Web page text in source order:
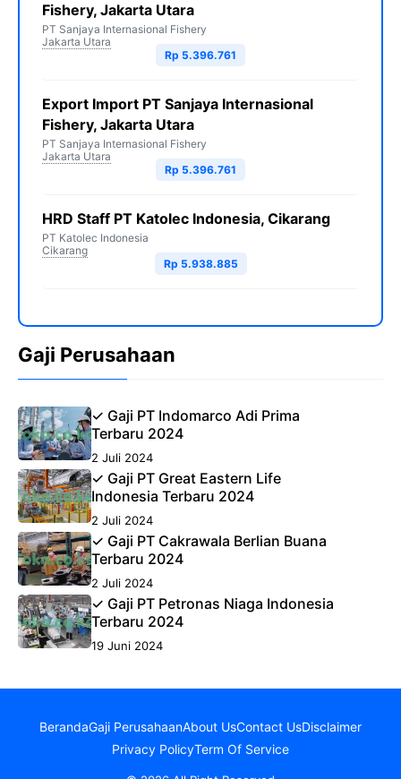
Fishery, Jakarta Utara
PT Sanjaya Internasional Fishery
Jakarta Utara
Rp 5.396.761
Export Import PT Sanjaya Internasional
Fishery, Jakarta Utara
PT Sanjaya Internasional Fishery
Jakarta Utara
Rp 5.396.761
HRD Staff PT Katolec Indonesia, Cikarang
PT Katolec Indonesia
Cikarang
Rp 5.938.885
Gaji Perusahaan
✓ Gaji PT Indomarco Adi Prima
Terbaru 2024
2 Juli 2024
✓ Gaji PT Great Eastern Life
Indonesia Terbaru 2024
2 Juli 2024
✓ Gaji PT Cakrawala Berlian Buana
Terbaru 2024
2 Juli 2024
✓ Gaji PT Petronas Niaga Indonesia
Terbaru 2024
19 Juni 2024
BerandaGaji PerusahaanAbout UsContact UsDisclaimer
Privacy PolicyTerm Of Service